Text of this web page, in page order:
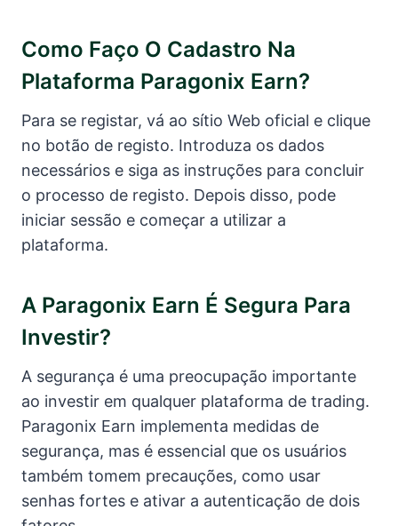
Como Faço O Cadastro Na
Plataforma Paragonix Earn?
Para se registar, vá ao sítio Web oficial e clique
no botão de registo. Introduza os dados
necessários e siga as instruções para concluir
o processo de registo. Depois disso, pode
iniciar sessão e começar a utilizar a
plataforma.
A Paragonix Earn É Segura Para
Investir?
A segurança é uma preocupação importante
ao investir em qualquer plataforma de trading.
Paragonix Earn implementa medidas de
segurança, mas é essencial que os usuários
também tomem precauções, como usar
senhas fortes e ativar a autenticação de dois